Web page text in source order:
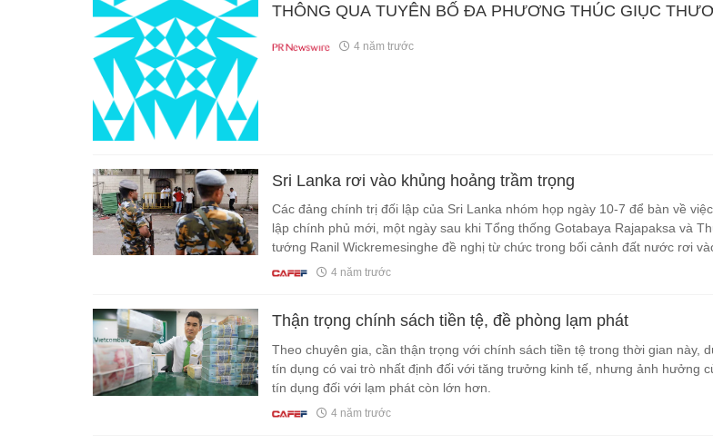
THÔNG QUA TUYÊN BỐ ĐA PHƯƠNG THÚC GIỤC
4 năm trước
Sri Lanka rơi vào khủng hoảng trầm trọng
Các đảng chính trị đối lập của Sri Lanka nhóm họp ngày 10-7 để bàn về việc
lập chính phủ mới, một ngày sau khi Tổng thống Gotabaya Rajapaksa và
tướng Ranil Wickremesinghe đề nghị từ chức trong bối cảnh đất nước rơi
hỗn loạn. 4 năm trước
Thận trọng chính sách tiền tệ, đề phòng lạm phát
Theo chuyên gia, cần thận trọng với chính sách tiền tệ trong thời gian này,
tín dụng có vai trò nhất định đối với tăng trưởng kinh tế, nhưng ảnh hưởng
tín dụng đối với lạm phát còn lớn hơn.
4 năm trước